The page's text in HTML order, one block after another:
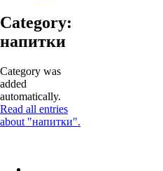
Category:
напитки
Category was
added
automatically.
Read all entries
about "напитки".